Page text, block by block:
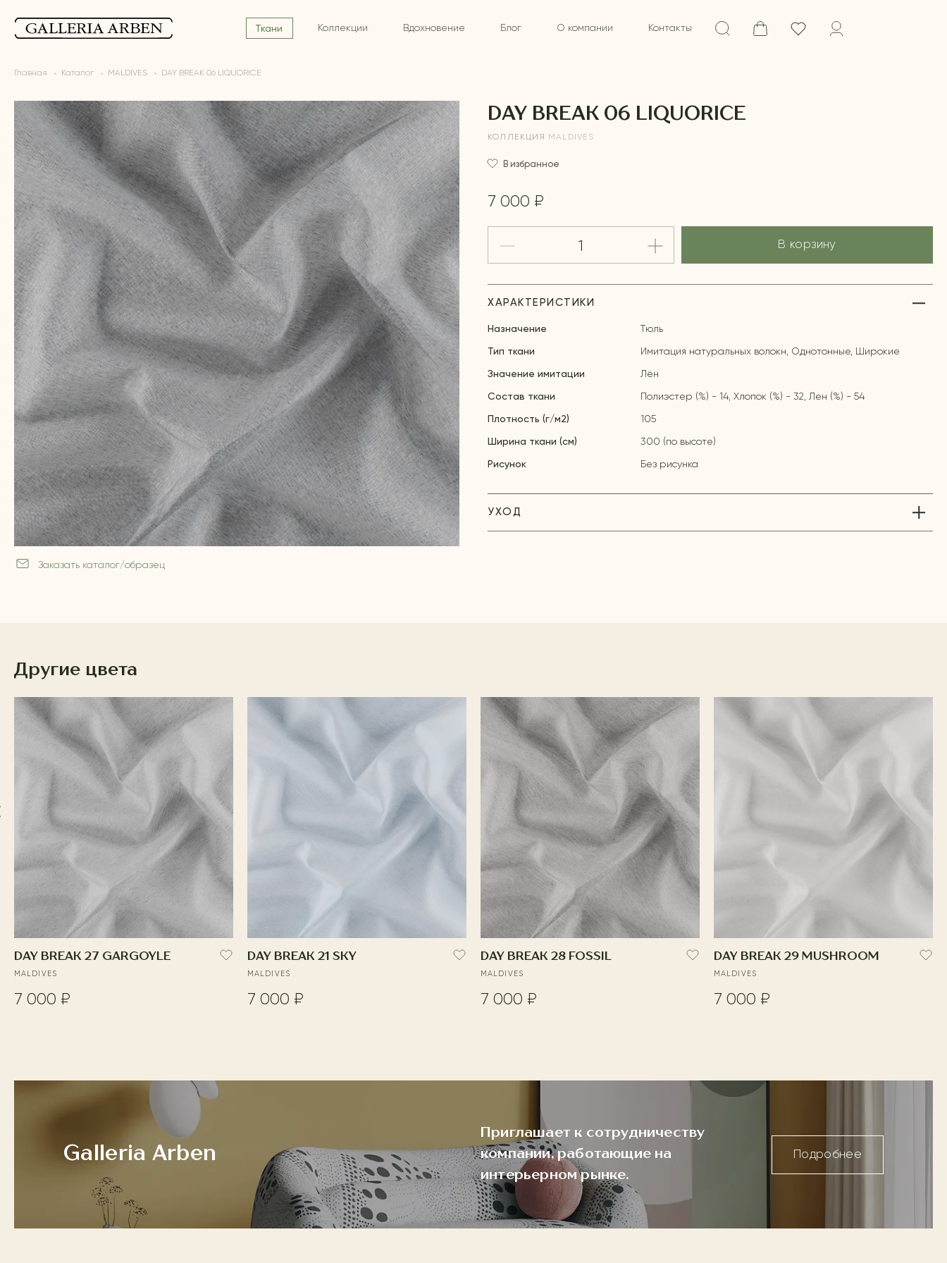
Ткани Коллекции Вдохновение Блог О компании Контакты
Главная Каталог MALDIVES DAY BREAK 06 LIQUORICE
Заказать каталог/образец
DAY BREAK 06 LIQUORICE
КОЛЛЕКЦИЯ MALDIVES
В избранное
7 000 ₽
В корзину
ХАРАКТЕРИСТИКИ
Назначение Тюль
Тип ткани Имитация натуральных волокн, Однотонные, Широкие
Значение имитации Лён
Состав ткани Полиэстер (%) - 14, Хлопок (%) - 32, Лен (%) - 54
Плотность (г/м2) 105
Ширина ткани (см) 300 (по высоте)
Рисунок Без рисунка
УХОД
Другие цвета
DAY BREAK 27 GARGOYLE
MALDIVES
7 000 ₽
DAY BREAK 21 SKY
MALDIVES
7 000 ₽
DAY BREAK 28 FOSSIL
MALDIVES
7 000 ₽
DAY BREAK 29 MUSHROOM
MALDIVES
7 000 ₽
Galleria Arben
Приглашает к сотрудничеству
компании, работающие на
интерьерном рынке.
Подробнее